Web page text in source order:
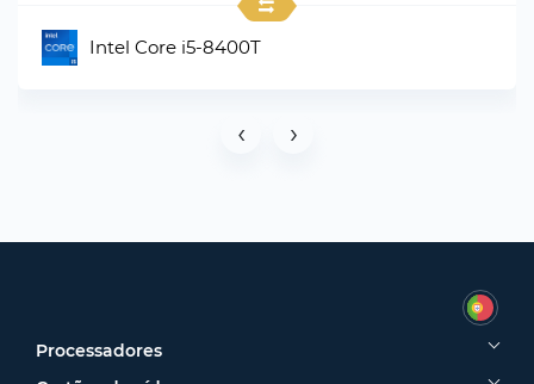
Intel Core i5-8400T
‹ ›
Processadores